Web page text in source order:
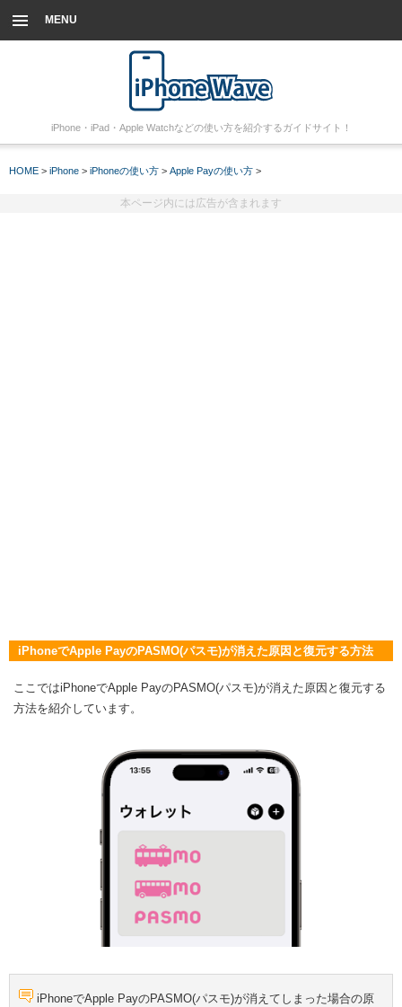
MENU
iPhone・iPad・Apple Watchなどの使い方を紹介するガイドサイト！
HOME > iPhone > iPhoneの使い方 > Apple Payの使い方 >
本ページ内には広告が含まれます
iPhoneでApple PayのPASMO(パスモ)が消えた原因と復元する方法
ここではiPhoneでApple PayのPASMO(パスモ)が消えた原因と復元する
方法を紹介しています。
iPhoneでApple PayのPASMO(パスモ)が消えてしまった場合の原